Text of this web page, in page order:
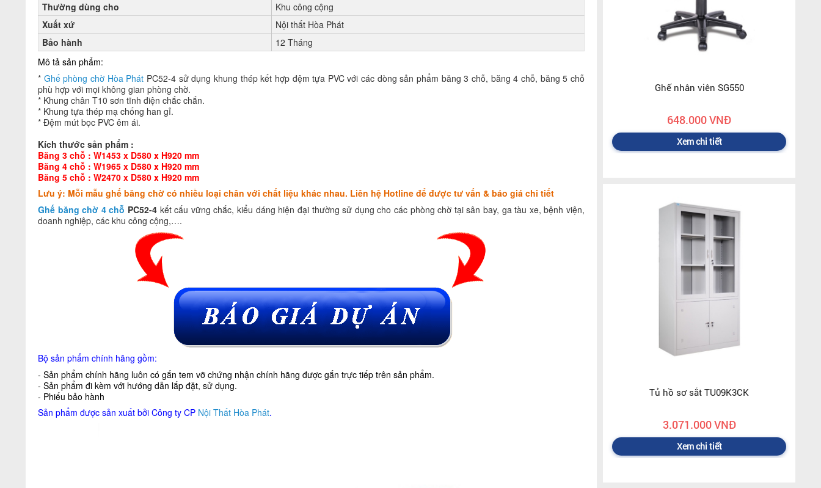
Thường dùng cho
Khu công cộng
Xuất xứ
Nội thất Hòa Phát
Bảo hành
12 Tháng
Mô tả sản phẩm:
* Ghế phòng chờ Hòa Phát PC52-4 sử dụng khung thép kết hợp đệm tựa PVC với các dòng sản phẩm băng 3 chỗ, băng 4 chỗ, băng 5 chỗ
phù hợp với mọi không gian phòng chờ.
* Khung chân T10 sơn tĩnh điện chắc chắn.
* Khung tựa thép mạ chống han gỉ.
* Đệm mút bọc PVC êm ái.
Kích thước sản phẩm :
Băng 3 chỗ : W1453 x D580 x H920 mm
Băng 4 chỗ : W1965 x D580 x H920 mm
Băng 5 chỗ : W2470 x D580 x H920 mm
Lưu ý: Mỗi mẫu ghế băng chờ có nhiều loại chân với chất liệu khác nhau. Liên hệ Hotline để được tư vấn & báo giá chi tiết
Ghế băng chờ 4 chỗ PC52-4 kết cấu vững chắc, kiểu dáng hiện đại thường sử dụng cho các phòng chờ tại sân bay, ga tàu xe, bệnh viện,
doanh nghiệp, các khu công cộng,….
Bộ sản phẩm chính hãng gồm:
- Sản phẩm chính hãng luôn có gắn tem vỡ chứng nhận chính hãng được gắn trực tiếp trên sản phẩm.
- Sản phẩm đi kèm với hướng dẫn lắp đặt, sử dụng.
- Phiếu bảo hành
Sản phẩm được sản xuất bởi Công ty CP Nội Thất Hòa Phát.
Ghế nhân viên SG550
648.000 VNĐ
Xem chi tiết
Tủ hồ sơ sắt TU09K3CK
3.071.000 VNĐ
Xem chi tiết